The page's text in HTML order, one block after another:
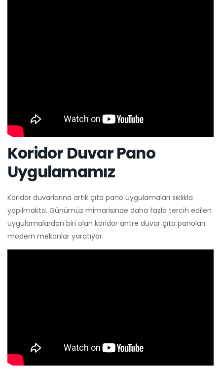
Koridor Duvar Pano
Uygulamamız
Koridor duvarlarına artık çıta pano uygulamaları sıklıkla
yapılmakta. Günümüz mimarisinde daha fazla tercih edilen
uygulamalardan biri olan koridor antre duvar çıta panoları
modern mekanlar yaratıyor.